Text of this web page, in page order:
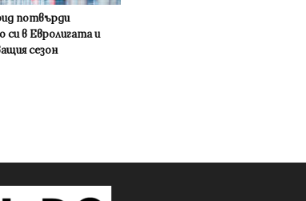
потвърди
си в Евролигата и
сезон